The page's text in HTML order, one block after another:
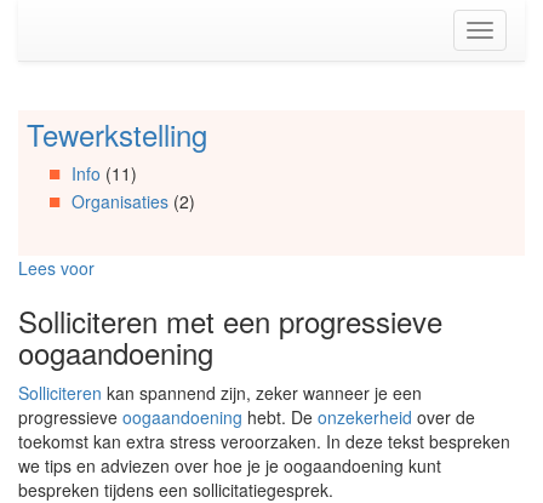
(Accesskey
Toggle
Spring
Artikels
Spring
Spring
Organisaties
Spring
naar
Social
media
Tewerkstelling
Info (11)
Organisaties(2)
Lees voor
Solliciteren met een progressieve
oogaandoening
Solliciteren kan spannend zijn, zeker wanneer je een
progressieve oogaandoening hebt. De onzekerheid over de
toekomst kan extra stress veroorzaken. In deze tekst bespreken
we tips en adviezen over hoe je je oogaandoening kunt
bespreken tijdens een sollicitatiegesprek.